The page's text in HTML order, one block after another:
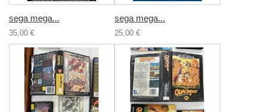
sega mega...
35,00 €
sega mega...
25,00 €